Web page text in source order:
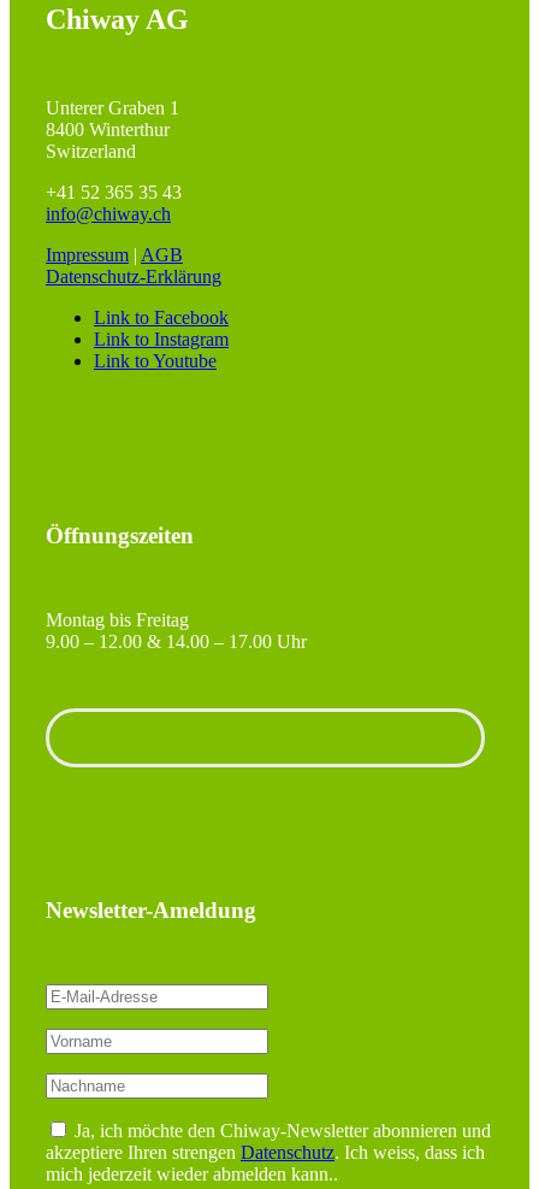
Chiway AG
Unterer Graben 1
8400 Winterthur
Switzerland
+41 52 365 35 43
info@chiway.ch
Impressum | AGB
Datenschutz-Erklärung
Link to Facebook
Link to Instagram
Link to Youtube
Öffnungszeiten
Montag bis Freitag
9.00 – 12.00 & 14.00 – 17.00 Uhr
Newsletter-Ameldung
Ja, ich möchte den Chiway-Newsletter abonnieren und
akzeptiere Ihren strengen Datenschutz. Ich weiss, dass ich
mich jederzeit wieder abmelden kann..